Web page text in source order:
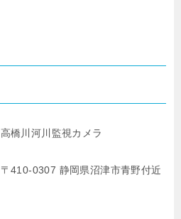
高橋川河川監視カメラ
〒410-0307 静岡県沼津市青野付近